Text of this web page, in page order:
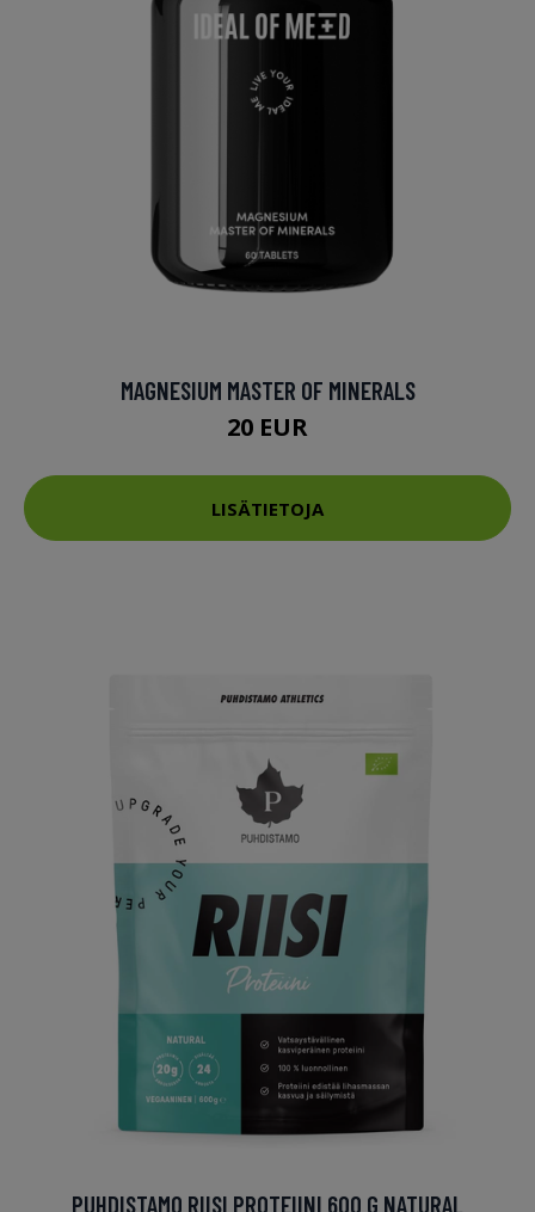
MAGNESIUM MASTER OF MINERALS
20 EUR
LISÄTIETOJA
PUHDISTAMO RIISI PROTEIINI 600 G NATURAL